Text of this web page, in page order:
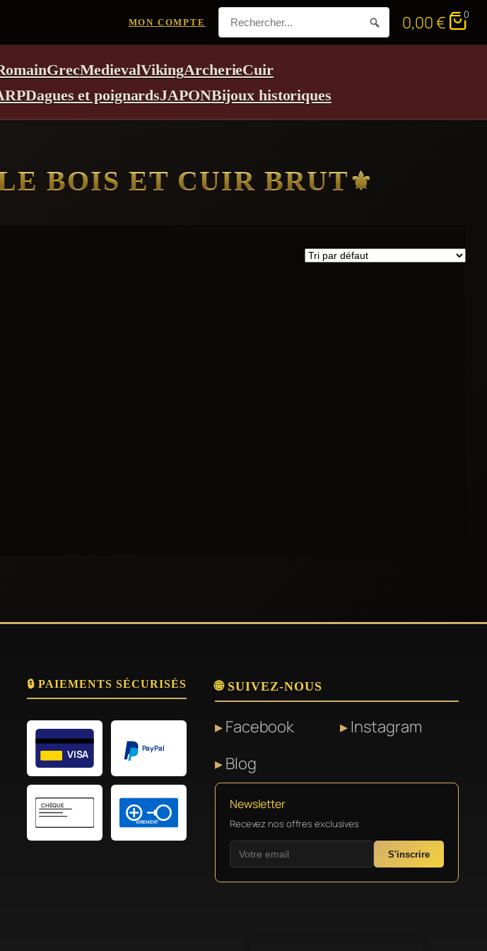
MON COMPTE 0,00€ 0
GrecMedievalVikingArcherieCuir
Dagues et poignardsJAPONBijoux historiques
BOIS ET CUIR BRUT
🔒 PAIEMENTS SÉCURISÉS
VISA PayPal
CHÈQUE
VIREMENT
🌐 SUIVEZ-NOUS
Facebook
Instagram
Blog
Newsletter
Recevez nos offres exclusives
S'inscrire